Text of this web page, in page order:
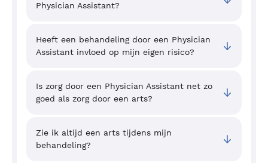
Physician Assistant?
Heeft een behandeling door een Physician
Assistant invloed op mijn eigen risico?
Is zorg door een Physician Assistant net zo
goed als zorg door een arts?
Zie ik altijd een arts tijdens mijn
behandeling?